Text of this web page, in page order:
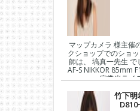
マップカメラ 様主催
クショップでのショ
師は、 塙真一先生
AF-S NIKKOR 85mm
定常光ライ
竹下